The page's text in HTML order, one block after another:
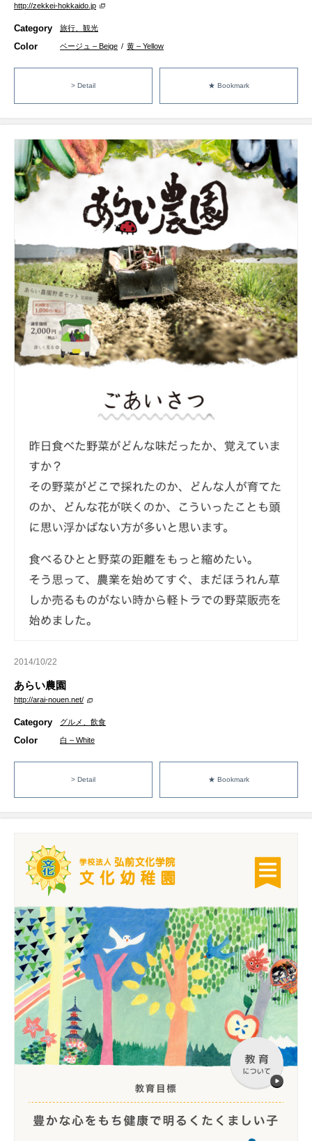
http://zekkei-hokkaido.jp
Category 旅行、観光
Color ベージュ – Beige / 黄 – Yellow
> Detail ★ Bookmark
2014/10/22
あらい農園
http://arai-nouen.net/
Category グルメ、飲食
Color 白 – White
> Detail ★ Bookmark